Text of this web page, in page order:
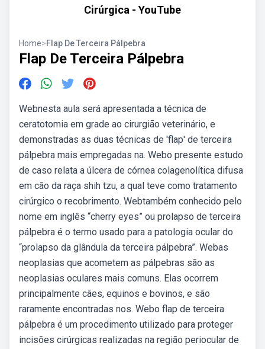
Cirúrgica - YouTube
Home>Flap De Terceira Pálpebra
Flap De Terceira Pálpebra
Webnesta aula será apresentada a técnica de
ceratotomia em grade ao cirurgião veterinário, e
demonstradas as duas técnicas de 'flap' de terceira
pálpebra mais empregadas na. Webo presente estudo
de caso relata a úlcera de córnea colagenolítica difusa
em cão da raça shih tzu, a qual teve como tratamento
cirúrgico o recobrimento. Webtambém conhecido pelo
nome em inglês “cherry eyes” ou prolapso de terceira
pálpebra é o termo usado para a patologia ocular do
“prolapso da glândula da terceira pálpebra”. Webas
neoplasias que acometem as pálpebras são as
neoplasias oculares mais comuns. Elas ocorrem
principalmente cães, equinos e bovinos, e são
raramente encontradas nos. Webo flap de terceira
pálpebra é um procedimento utilizado para proteger
incisões cirúrgicas realizadas na região periocular de